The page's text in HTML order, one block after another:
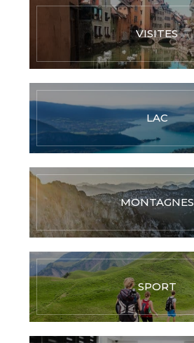
VISITES
LAC
MONTAGNES
SPORT